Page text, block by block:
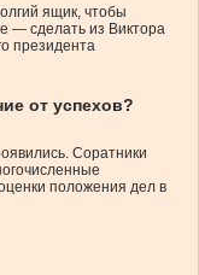
ящик, чтобы
— сделать из Виктора
президента
от успехов?
Соратники
положения дел в